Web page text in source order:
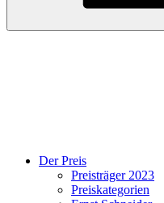
Der Preis
Preisträger 2023
Preiskategorien